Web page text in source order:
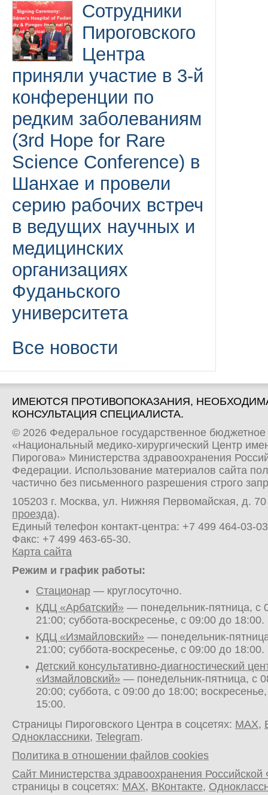
Сотрудники
Пироговского
Центра
приняли участие в 3-й
конференции по
редким заболеваниям
(3rd Hope for Rare
Science Conference) в
Шанхае и провели
серию рабочих встреч
в ведущих научных и
медицинских
организациях
Фуданьского
университета
Все новости
ИМЕЮТСЯ ПРОТИВОПОКАЗАНИЯ,
КОНСУЛЬТАЦИЯ СПЕЦИАЛИСТА.
© 2026 Федеральное государственное
«Национальный медико-хирургический Центр
Пирогова» Министерства здравоохранения
Федерации. Использование материалов сайта
частично без письменного разрешения строго
105203 г. Москва, ул. Нижняя Первомайская, д.
проезда).
Единый телефон контакт-центра: +7 499 464-03-03
Факс: +7 499 463-65-30.
Карта сайта
Режим и график работы:
Стационар — круглосуточно.
КДЦ «Арбатский» — понедельник-пятница, с
21:00; суббота-воскресенье, с 09:00 до 18:00.
КДЦ «Измайловский» — понедельник-
21:00; суббота-воскресенье, с 09:00 до 18:00.
Детский консультативно-диагностический
«Измайловский» — понедельник-пятница, с
20:00; суббота, с 09:00 до 18:00;
15:00.
Страницы Пироговского Центра в соцсетях: MAX,
Одноклассники, Telegram.
Политика в отношении файлов cookies
Сайт Министерства здравоохранения
страницы в соцсетях: MAX, ВКонтакте,